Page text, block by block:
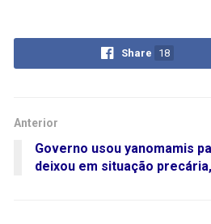
Share 18
Anterior
Governo usou yanomamis
deixou em situação